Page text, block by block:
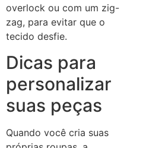
overlock ou com um zig-
zag, para evitar que o
tecido desfie.
Dicas para
personalizar
suas peças
Quando você cria suas